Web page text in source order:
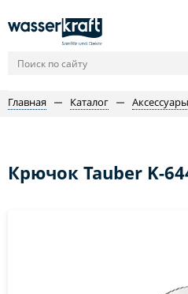
Главная Каталог
Крючок Tauber K-